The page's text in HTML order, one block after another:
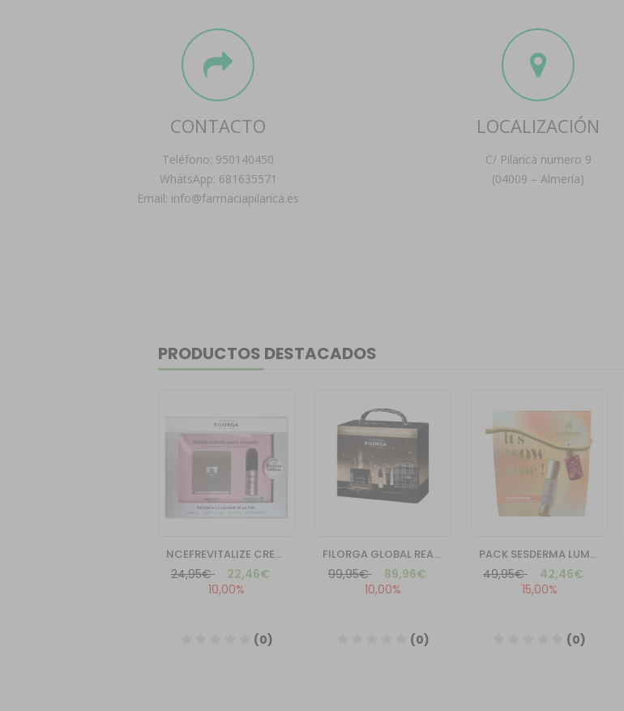
CONTACTO
Teléfono: 950140450
WhatsApp: 681635571
Email: info@farmaciapilarica.es
LOCALIZACIÓN
C/ Pilarica numero 9
(04009 – Almería)